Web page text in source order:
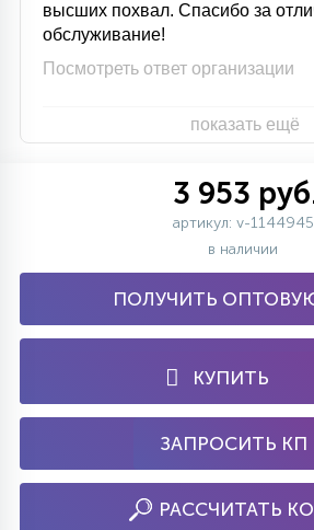
высших похвал. Спасибо за
обслуживание!
Посмотреть ответ организации
показать ещё
3 953
артикул: v-1144945
в наличии
ПОЛУЧИТЬ
КУПИТЬ
ЗАПРОСИТЬ КП
РАССЧИТАТЬ